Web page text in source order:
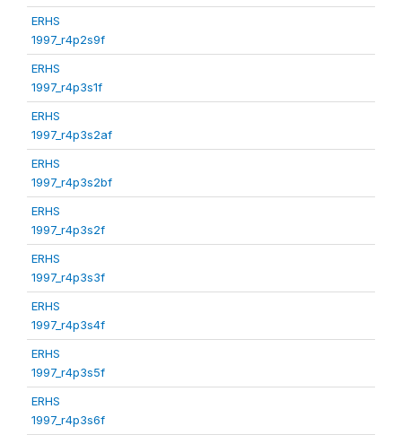
ERHS
1997_r4p2s9f
ERHS
1997_r4p3s1f
ERHS
1997_r4p3s2af
ERHS
1997_r4p3s2bf
ERHS
1997_r4p3s2f
ERHS
1997_r4p3s3f
ERHS
1997_r4p3s4f
ERHS
1997_r4p3s5f
ERHS
1997_r4p3s6f